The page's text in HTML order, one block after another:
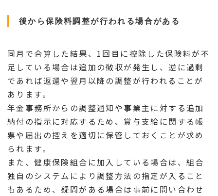
後から保険料調整が行われる場合がある
同月で合算した結果、1回目に控除した保険料が不
足している場合は追加の徴収が発生し、逆に過剰
であれば返還や翌月以降の調整が行われることが
あります。
年金事務所からの調整通知や事業主に対する追加
納付の指示に対応するため、賞与支給に関する帳
票や届出の控えを適切に保管しておくことが求め
られます。
また、健康保険組合に加入している場合は、組合
独自のシステムにより調整方法の指定が入ること
もあるため、疑問がある場合は事前に問い合わせ